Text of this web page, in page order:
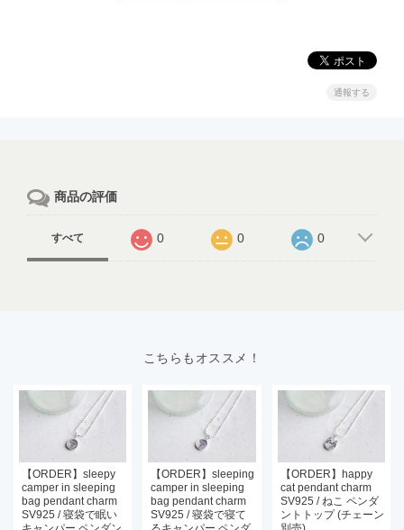
通報する
商品の評価
すべて 0 0 0
こちらもオススメ！
【ORDER】sleepy
camper in sleeping
bag pendant charm
SV925 / 寝袋で眠い
キャンパー ペンダン
【ORDER】sleeping
camper in sleeping
bag pendant charm
SV925 / 寝袋で寝て
るキャンパー ペンダ
【ORDER】happy
cat pendant charm
SV925 / ねこ ペンダ
ントトップ (チェーン
別売)